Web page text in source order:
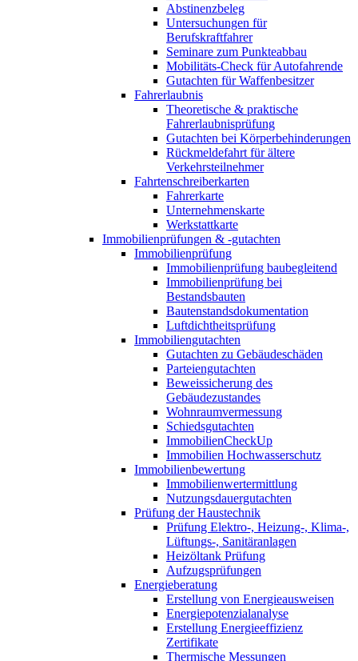
Abstinenzbeleg
Untersuchungen für
Berufskraftfahrer
Seminare zum Punkteabbau
Mobilitäts-Check für Autofahrende
Gutachten für Waffenbesitzer
Fahrerlaubnis
Theoretische & praktische
Fahrerlaubnisprüfung
Gutachten bei Körperbehinderungen
Rückmeldefahrt für ältere
Verkehrsteilnehmer
Fahrtenschreiberkarten
Fahrerkarte
Unternehmenskarte
Werkstattkarte
Immobilienprüfungen & -gutachten
Immobilienprüfung
Immobilienprüfung baubegleitend
Immobilienprüfung bei
Bestandsbauten
Bautenstandsdokumentation
Luftdichtheitsprüfung
Immobiliengutachten
Gutachten zu Gebäudeschäden
Parteiengutachten
Beweissicherung des
Gebäudezustandes
Wohnraumvermessung
Schiedsgutachten
ImmobilienCheckUp
Immobilien Hochwasserschutz
Immobilienbewertung
Immobilienwertermittlung
Nutzungsdauergutachten
Prüfung der Haustechnik
Prüfung Elektro-, Heizung-, Klima-,
Lüftungs-, Sanitäranlagen
Heizöltank Prüfung
Aufzugsprüfungen
Energieberatung
Erstellung von Energieausweisen
Energiepotenzialanalyse
Erstellung Energieeffizienz
Zertifikate
Thermische Messungen